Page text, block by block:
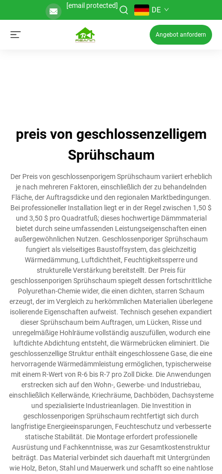
[email protected] DE
Angebot anfordern
preis von geschlossenzelligem
Sprühschaum
Der Preis von geschlossenporigem Sprühschaum variiert erheblich
je nach mehreren Faktoren, einschließlich der zu behandelnden
Fläche, der Auftragsdicke und den regionalen Marktbedingungen.
Bei professioneller Installation liegt er in der Regel zwischen 1,50 $
und 3,50 $ pro Quadratfuß; dieses hochwertige Dämmmaterial
bietet durch seine umfassenden Leistungseigenschaften einen
außergewöhnlichen Nutzen. Geschlossenporiger Sprühschaum
fungiert als vielseitiges Baustoffsystem, das gleichzeitig
Wärmedämmung, Luftdichtheit, Feuchtigkeitssperre und
strukturelle Verstärkung bereitstellt. Der Preis für
geschlossenporigen Sprühschaum spiegelt dessen fortschrittliche
Polyurethan-Chemie wider, die einen dichten, starren Schaum
erzeugt, der im Vergleich zu herkömmlichen Materialien überlegene
isolierende Eigenschaften aufweist. Technisch gesehen expandiert
dieser Sprühschaum beim Auftragen, um Lücken, Risse und
unregelmäßige Hohlräume vollständig auszufüllen, wodurch eine
luftdichte Abdichtung entsteht, die Wärmebrücken eliminiert. Die
geschlossenzellige Struktur enthält eingeschlossene Gase, die eine
hervorragende Wärmedämmleistung ermöglichen, typischerweise
mit einem R-Wert von R-6 bis R-7 pro Zoll Dicke. Die Anwendungen
erstrecken sich auf den Wohn-, Gewerbe- und Industriebau,
einschließlich Kellerwände, Kriechräume, Dachböden, Dachsysteme
und spezialisierte Industrieanlagen. Die Investition in
geschlossenporigen Sprühschaum rechtfertigt sich durch
langfristige Energieeinsparungen, Feuchteschutz und verbesserte
statische Stabilität. Die Montage erfordert professionelle
Ausrüstung und Fachkenntnisse, was zur Gesamtkostenstruktur
beiträgt. Das Material verbindet sich dauerhaft mit Untergründen
wie Holz, Beton, Stahl und Mauerwerk und schafft so eine nahtlose